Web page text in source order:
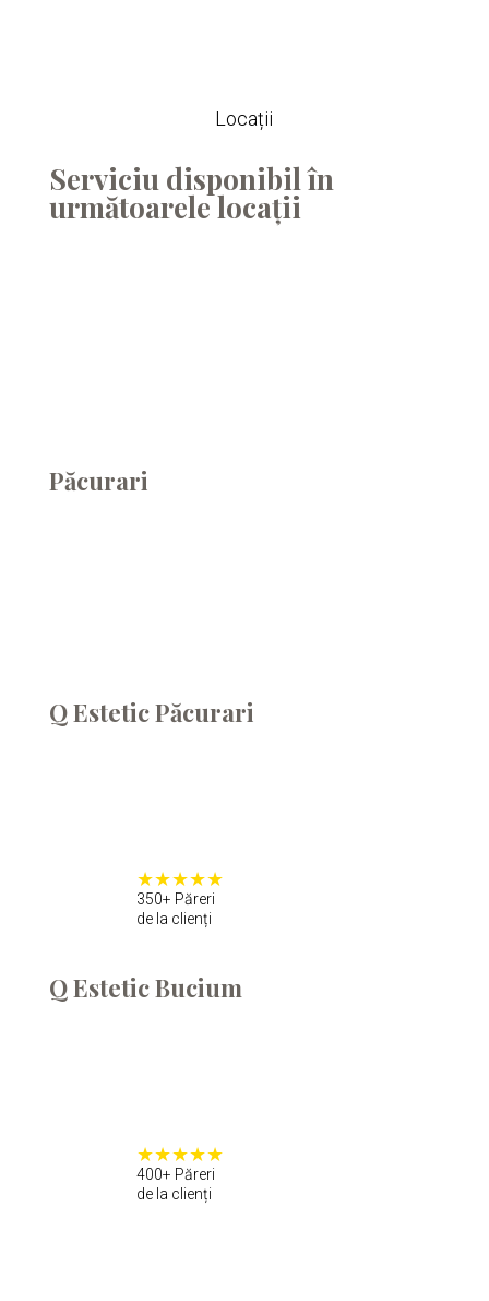
Locații
Serviciu disponibil în
următoarele locații
Păcurari
Q Estetic Păcurari
350+ Păreri
de la clienți
Q Estetic Bucium
400+ Păreri
de la clienți